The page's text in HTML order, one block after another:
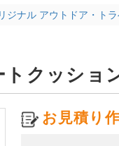
ジナル アウトドア・ト
クッショ
お見積り